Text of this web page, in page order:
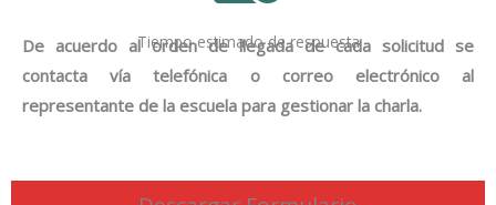
Tiempo estimado de respuesta
De acuerdo al orden de llegada de cada solicitud se
contacta vía telefónica o correo electrónico al
representante de la escuela para gestionar la charla.